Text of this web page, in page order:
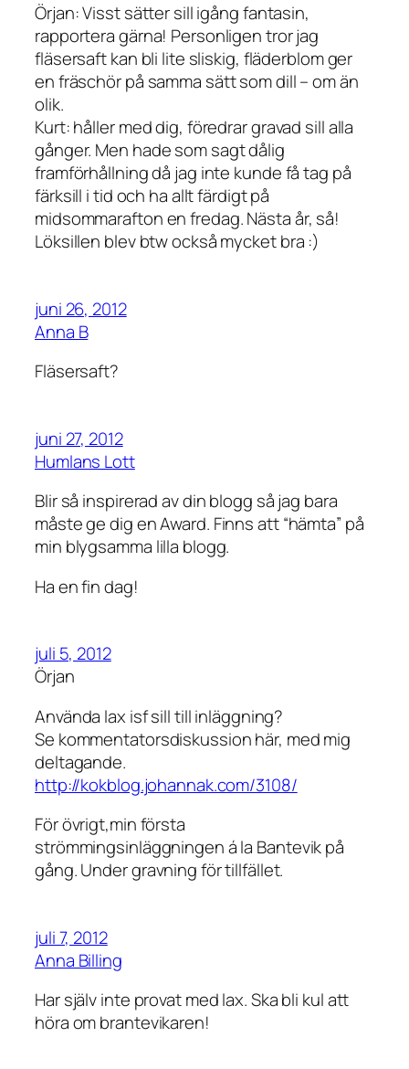
Örjan: Visst sätter sill igång fantasin,
rapportera gärna! Personligen tror jag
fläsersaft kan bli lite sliskig, fläderblom ger
en fräschör på samma sätt som dill – om än
olik.
Kurt: håller med dig, föredrar gravad sill alla
gånger. Men hade som sagt dålig
framförhållning då jag inte kunde få tag på
färksill i tid och ha allt färdigt på
midsommarafton en fredag. Nästa år, så!
Löksillen blev btw också mycket bra :)
juni 26, 2012
Anna B
Fläsersaft?
juni 27, 2012
Humlans Lott
Blir så inspirerad av din blogg så jag bara
måste ge dig en Award. Finns att “hämta” på
min blygsamma lilla blogg.
Ha en fin dag!
juli 5, 2012
Örjan
Använda lax isf sill till inläggning?
Se kommentatorsdiskussion här, med mig
deltagande.
http://kokblog.johannak.com/3108/
För övrigt,min första
strömmingsinläggningen á la Bantevik på
gång. Under gravning för tillfället.
juli 7, 2012
Anna Billing
Har själv inte provat med lax. Ska bli kul att
höra om brantevikaren!